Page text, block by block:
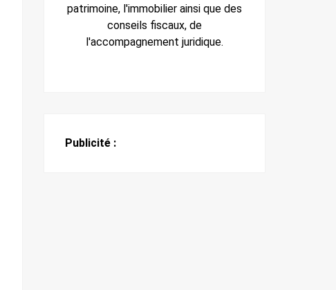
patrimoine, l'immobilier ainsi que des
conseils fiscaux, de
l'accompagnement juridique.
Publicité :